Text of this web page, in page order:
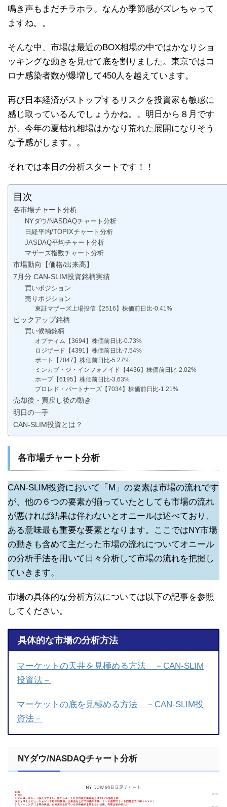
鳴き声もまだチラホラ。なんか季節感がズレちゃって
ますね。。
そんな中、市場は最近のBOX相場の中ではかなりショ
ッキングな動きを見せて底を割りました。東京ではコ
ロナ感染者数が爆増して450人を越えています。
再び日本経済がストップするリスクを投資家も敏感に
感じ取っているんでしょうかね。。明日から８月です
が、今年の夏枯れ相場はかなり荒れた展開になりそう
な予感がします。。
それでは本日の分析スタートです！！
目次
各市場チャート分析
NYダウ/NASDAQチャート分析
日経平均/TOPIXチャート分析
JASDAQ平均チャート分析
マザーズ指数チャート分析
市場動向【価格/出来高】
7月分 CAN-SLIM投資銘柄実績
買いポジション
売りポジション
東証マザーズ上場投信【2516】株価前日比-0.41%
ピックアップ銘柄
買い候補銘柄
オプティム【3694】株価前日比-0.73%
ロジザード【4391】株価前日比-7.54%
ポート【7047】株価前日比-5.27%
ミンカブ・ジ・インフォノイド【4436】株価前日比-2.02%
ホープ【6195】株価前日比-3.63%
プロレド・パートナーズ【7034】株価前日比-1.21%
売却後・買戻し後の動き
明日の一手
CAN-SLIM投資とは？
各市場チャート分析
CAN-SLIM投資において「M」の要素は市場の流れです
が、他の６つの要素が揃っていたとしても市場の流れ
が悪ければ結果は伴わないとオニールは述べており、
ある意味最も重要な要素となります。ここではNY市場
の動きも含めて主だった市場の流れについてオニール
の分析手法を用いて日々分析して市場の流れを把握し
ていきます。
市場の具体的な分析方法については以下の記事を参照
してください。
具体的な市場の分析方法
マーケットの天井を見極める方法 －CAN-SLIM
投資法－
マーケットの底を見極める方法 －CAN-SLIM投
資法－
NYダウ/NASDAQチャート分析